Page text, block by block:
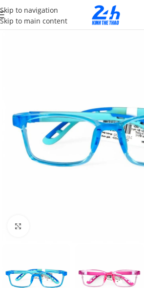
Skip to navigation
Skip to main content